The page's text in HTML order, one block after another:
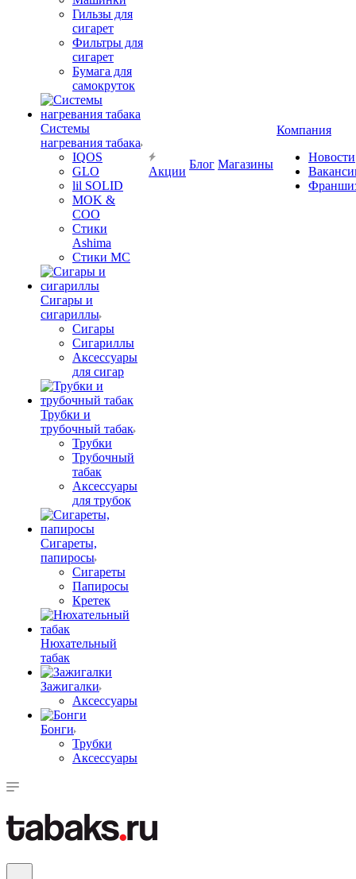
Гильзы для
сигарет
Фильтры для
сигарет
Бумага для
самокруток
Системы
нагревания табака
IQOS
GLO
lil SOLID
MOK &
COO
Стики
Ashima
Стики MC
Сигары и
сигариллы
Сигары
Сигариллы
Аксессуары
для сигар
Трубки и
трубочный табак
Трубки
Трубочный
табак
Аксессуары
для трубок
Сигареты,
папиросы
Сигареты
Папиросы
Кретек
Нюхательный
табак
Зажигалки
Аксессуары
Бонги
Трубки
Аксессуары
Акции
Блог Магазины
Компания
Новости